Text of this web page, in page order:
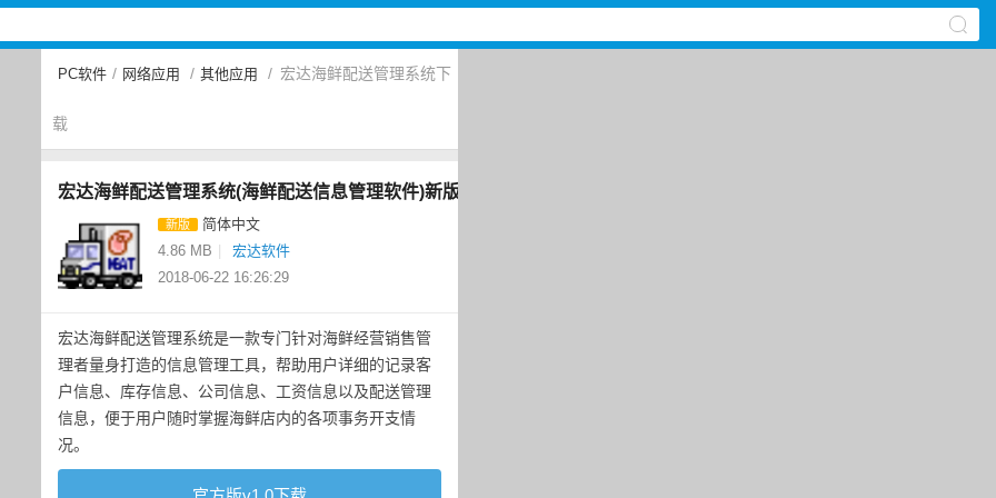
PC软件 / 网络应用 / 其他应用 / 宏达海鲜配送管理系统下
载
宏达海鲜配送管理系统(海鲜配送信息管理软件)新版
新版
简体中文
4.86 MB
宏达软件
2018-06-22 16:26:29
宏达海鲜配送管理系统是一款专门针对海鲜经营销售管
理者量身打造的信息管理工具，帮助用户详细的记录客
户信息、库存信息、公司信息、工资信息以及配送管理
信息，便于用户随时掌握海鲜店内的各项事务开支情
况。